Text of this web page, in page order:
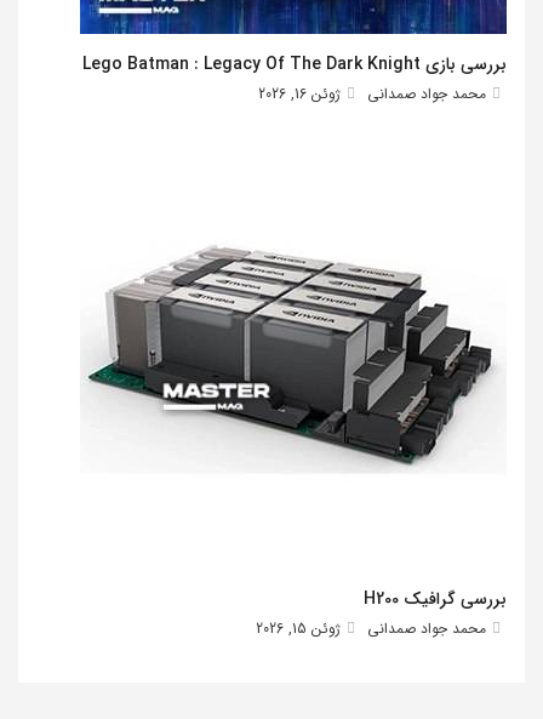
بررسی بازی Lego Batman : Legacy Of The Dark Knight
محمد جواد صمدانی ژوئن 16, 2026
بررسی گرافیک H200
محمد جواد صمدانی ژوئن 15, 2026